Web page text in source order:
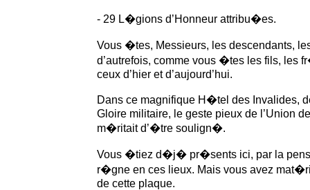
- 29 L�gions d’Honneur attribu�es.
Vous �tes, Messieurs, les descendants,
d’autrefois, comme vous �tes les fils, les
ceux d’hier et d’aujourd’hui.
Dans ce magnifique H�tel des Invalides,
Gloire militaire, le geste pieux de l’Union
m�ritait d’�tre soulign�.
Vous �tiez d�j� pr�sents ici, par la
r�gne en ces lieux. Mais vous avez
de cette plaque.